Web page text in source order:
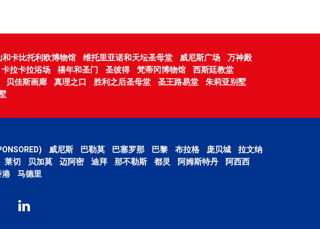
卡比托利欧博物馆 维托里亚诺和天坛圣母堂 威尼斯广场
万神殿
卡拉卡拉浴场 禧年和圣门 圣彼得 梵蒂冈博物馆
西斯廷教堂
贝佳斯画廊 真理之口 胜利之后圣母堂 圣王路易堂
朱莉亚别墅
威尼斯 巴勒莫 巴塞罗那 巴黎 布拉格 庞贝城
拉文纳
莱切 贝加莫 迈阿密 迪拜 那不勒斯 都灵 阿姆斯特丹
阿西西
港 马德里